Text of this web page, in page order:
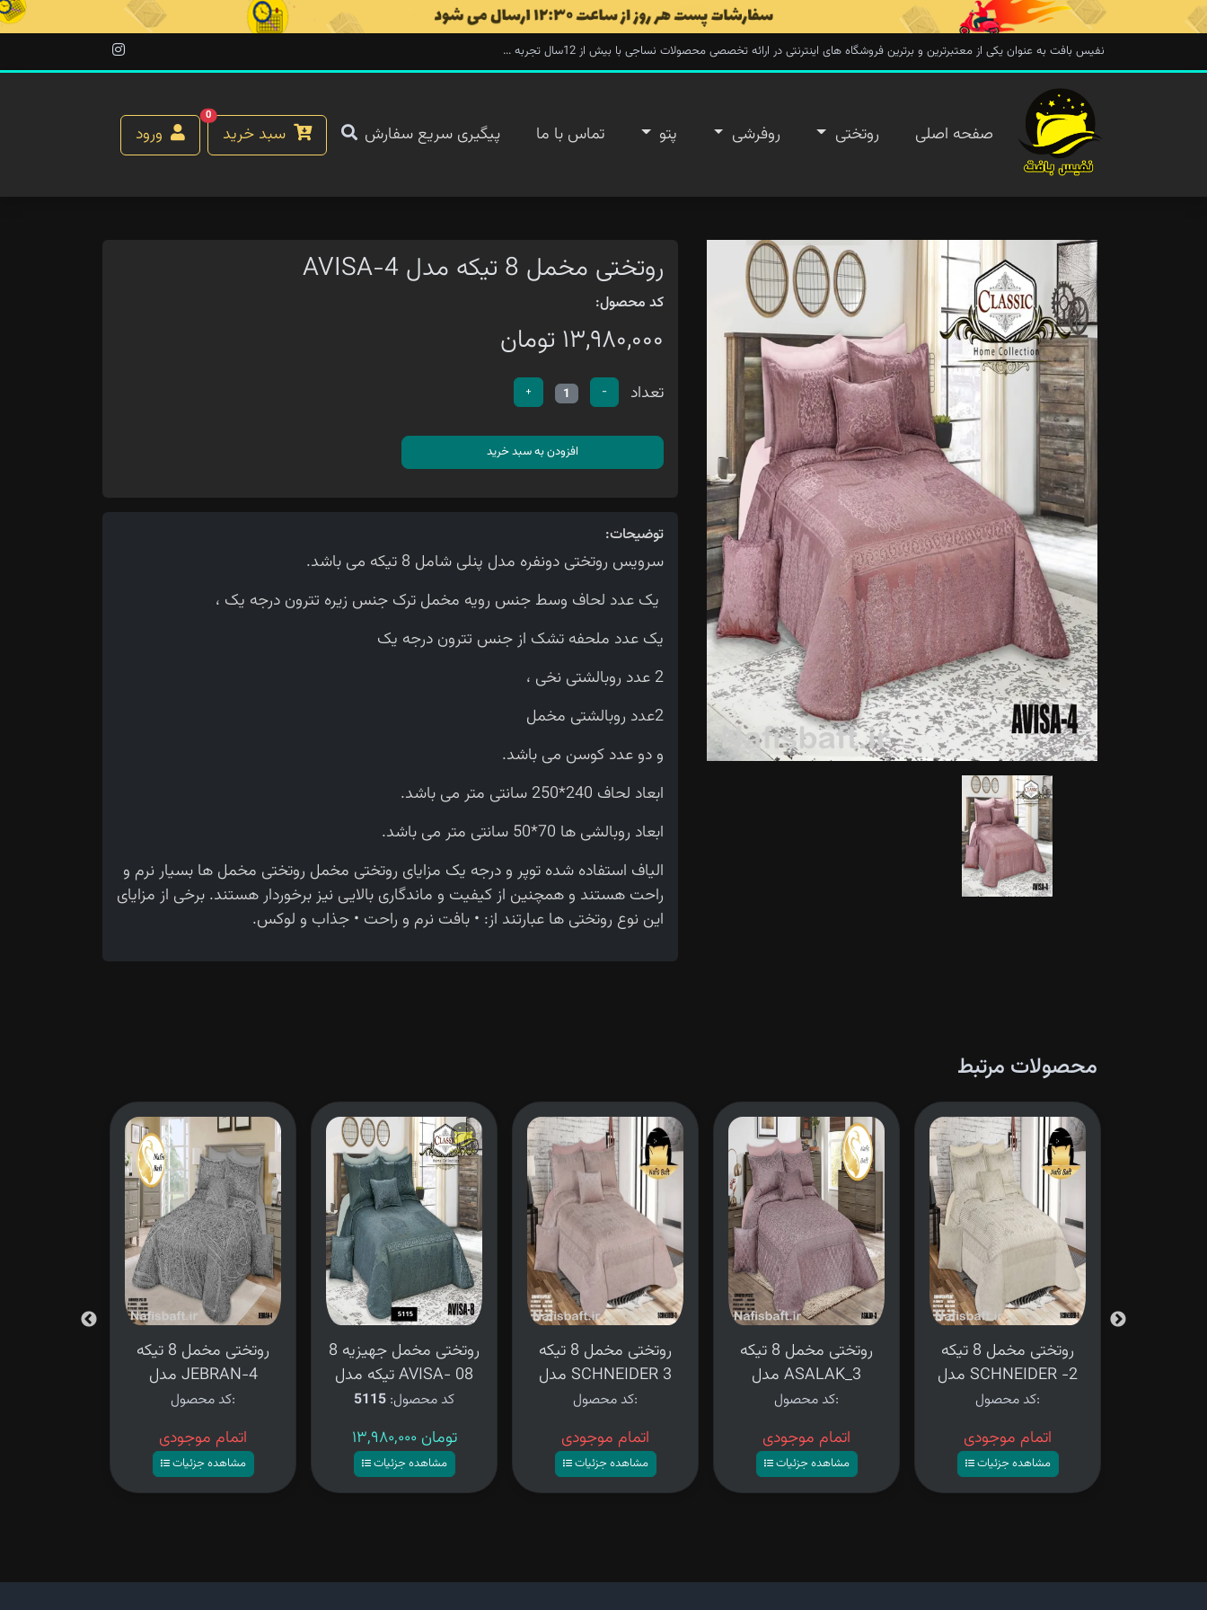
نفیس بافت به عنوان یکی از معتبرترین و برترین فروشگاه های اینترنتی در ارائه تخصصی محصولات نساجی با بیش از 12سال تجربه ...
صفحه اصلی روتختی روفرشی پتو تماس با ما پیگیری سریع سفارش سبد خرید
0
ورود
روتختی مخمل 8 تیکه مدل AVISA-4
کد محصول:
۱۳,۹۸۰,۰۰۰ تومان
تعداد -
1
+
افزودن به سبد خرید
توضیحات:
سرویس روتختی دونفره مدل پنلی شامل 8 تیکه می باشد.
یک عدد لحاف وسط جنس رویه مخمل ترک جنس زیره تترون درجه یک ،
یک عدد ملحفه تشک از جنس تترون درجه یک
2 عدد روبالشتی نخی ،
2عدد روبالشتی مخمل
و دو عدد کوسن می باشد.
ابعاد لحاف 240*250 سانتی متر می باشد.
ابعاد روبالشی ها 70*50 سانتی متر می باشد.
الیاف استفاده شده توپر و درجه یک مزایای روتختی مخمل روتختی مخمل ها بسیار نرم و
راحت هستند و همچنین از کیفیت و ماندگاری بالایی نیز برخوردار هستند. برخی از مزایای
این نوع روتختی ها عبارتند از: • بافت نرم و راحت • جذاب و لوکس.
محصولات مرتبط
روتختی مخمل 8 تیکه
مدل JEBRAN-4
کد محصول:
اتمام موجودی
مشاهده جزئیات
روتختی مخمل جهیزیه 8
تیکه مدل AVISA- 08
کد محصول: 5115
۱۳,۹۸۰,۰۰۰ تومان
مشاهده جزئیات
روتختی مخمل 8 تیکه
مدل SCHNEIDER 3
کد محصول:
اتمام موجودی
مشاهده جزئیات
روتختی مخمل 8 تیکه
مدل ASALAK_3
کد محصول:
اتمام موجودی
مشاهده جزئیات
روتختی مخمل 8 تیکه
مدل SCHNEIDER -2
کد محصول:
اتمام موجودی
مشاهده جزئیات